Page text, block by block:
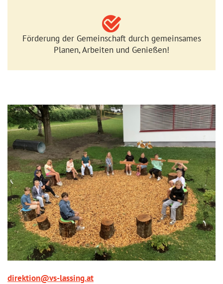
Förderung der Gemeinschaft durch gemeinsames
Planen, Arbeiten und Genießen!
direktion@vs-lassing.at